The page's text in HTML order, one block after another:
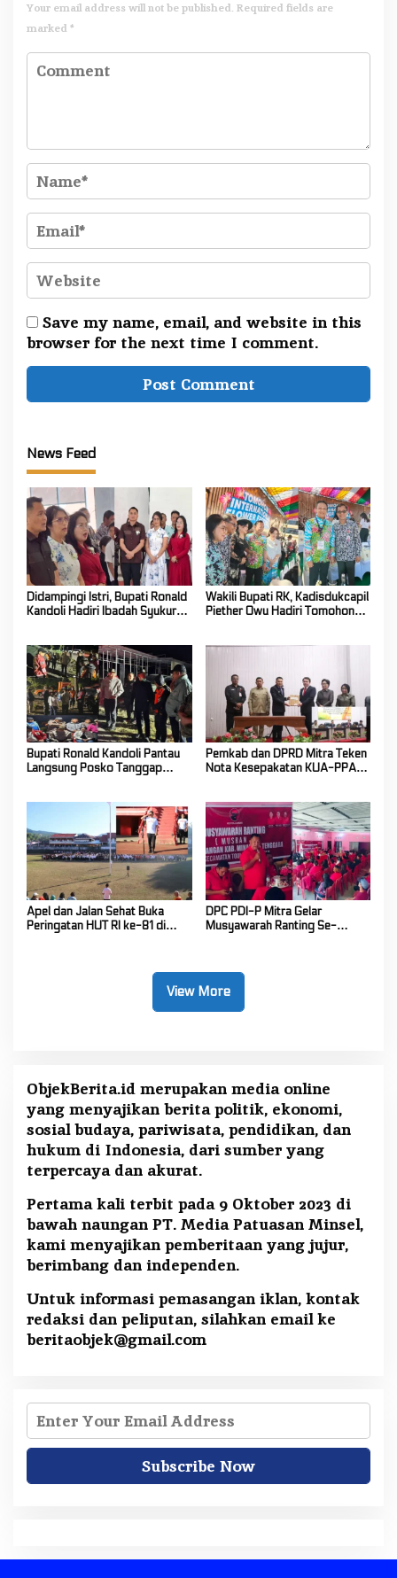
Your email address will not be published. Required fields are
marked *
Save my name, email, and website in this
browser for the next time I comment.
News Feed
Didampingi Istri, Bupati Ronald
Kandoli Hadiri Ibadah Syukur
Wakili Bupati RK, Kadisdukcapil
Piether Owu Hadiri Tomohon
Bupati Ronald Kandoli Pantau
Langsung Posko Tanggap
Pemkab dan DPRD Mitra Teken
Nota Kesepakatan KUA-PPAS
Apel dan Jalan Sehat Buka
Peringatan HUT RI ke-81 di
DPC PDI-P Mitra Gelar
Musyawarah Ranting Se-
View More
ObjekBerita.id merupakan media online
yang menyajikan berita politik, ekonomi,
sosial budaya, pariwisata, pendidikan, dan
hukum di Indonesia, dari sumber yang
terpercaya dan akurat.
Pertama kali terbit pada 9 Oktober 2023 di
bawah naungan PT. Media Patuasan Minsel,
kami menyajikan pemberitaan yang jujur,
berimbang dan independen.
Untuk informasi pemasangan iklan, kontak
redaksi dan peliputan, silahkan email ke
beritaobjek@gmail.com